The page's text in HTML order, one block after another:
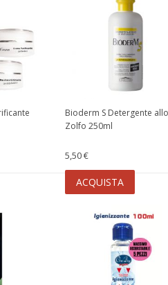
Bioderm S Detergente allo
Zolfo 250ml
5,50 €
ACQUISTA